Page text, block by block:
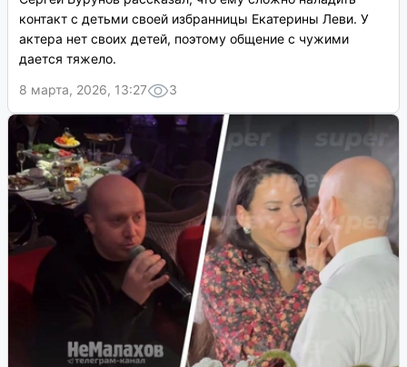
контакт с детьми своей избранницы Екатерины Леви. У
актера нет своих детей, поэтому общение с чужими
дается тяжело.
8 марта, 2026, 13:27
3